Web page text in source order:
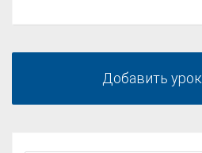
Добавить урок